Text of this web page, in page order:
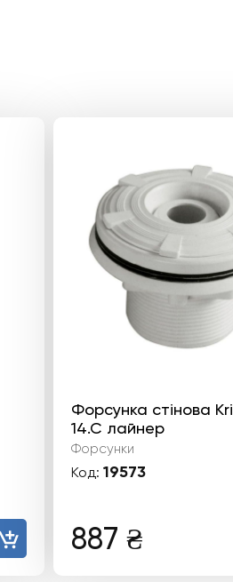
Форсунка стінова
14.C лайнер
Форсунки
Код: 19573
887 ₴